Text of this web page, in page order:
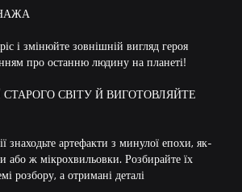
і змінюйте зовнішній вигляд героя
про останню людину на планеті!
СТАРОГО СВІТУ Й ВИГОТОВЛЯЙТЕ
знаходьте артефакти з минулої епохи, як-
або ж мікрохвильовки. Розбирайте їх
розбору, а отримані деталі